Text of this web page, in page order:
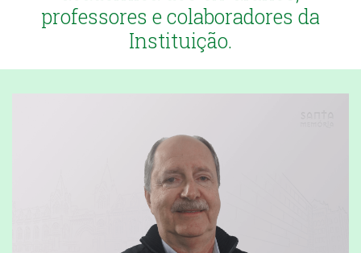
professores e colaboradores da
Instituição.